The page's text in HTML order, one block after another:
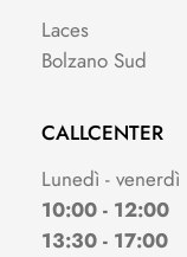
Laces
Bolzano Sud
CALLCENTER
Lunedì - venerdì
10:00 - 12:00
13:30 - 17:00